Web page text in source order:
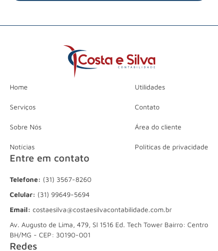
Home
Serviços
Sobre Nós
Notícias
Utilidades
Contato
Área do cliente
Políticas de privacidade
Entre em contato
Telefone: (31) 3567-8260
Celular: (31) 99649-5694
Email: costaesilva@costaesilvacontabilidade.com.br
Av. Augusto de Lima, 479, Sl 1516 Ed. Tech Tower Bairro: Centro
BH/MG - CEP: 30190-001
Redes